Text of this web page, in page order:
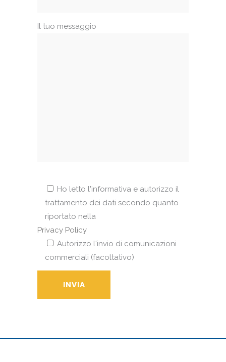
Il tuo messaggio
Ho letto l'informativa e autorizzo il
trattamento dei dati secondo quanto
riportato nella
Privacy Policy
Autorizzo l'invio di comunicazioni
commerciali (facoltativo)